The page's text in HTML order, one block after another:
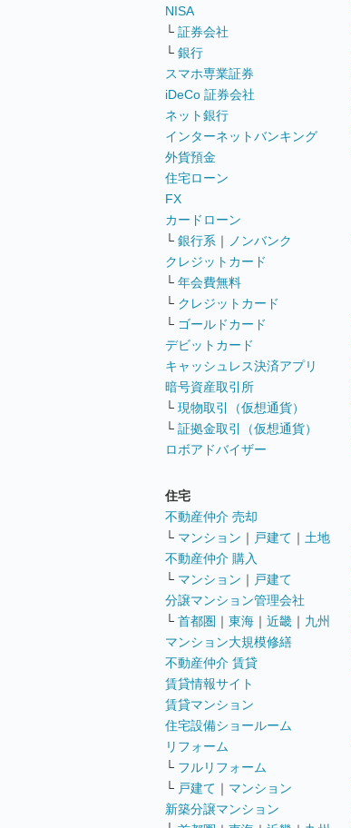
NISA
└ 証券会社
└ 銀行
スマホ専業証券
iDeCo 証券会社
ネット銀行
インターネットバンキング
外貨預金
住宅ローン
FX
カードローン
└ 銀行系 ｜
ノンバンク
クレジットカード
└ 年会費無料
└ クレジットカード
└ ゴールドカード
デビットカード
キャッシュレス決済アプリ
暗号資産取引所
└ 現物取引（仮想通貨）
└ 証拠金取引（仮想通貨）
ロボアドバイザー
住宅
不動産仲介 売却
└ マンション ｜ 戸建て ｜ 土地
不動産仲介 購入
└ マンション ｜ 戸建て
分譲マンション管理会社
└ 首都圏 ｜ 東海 ｜ 近畿 ｜ 九州
マンション大規模修繕
不動産仲介 賃貸
賃貸情報サイト
賃貸マンション
住宅設備ショールーム
リフォーム
└ フルリフォーム
└ 戸建て ｜ マンション
新築分譲マンション